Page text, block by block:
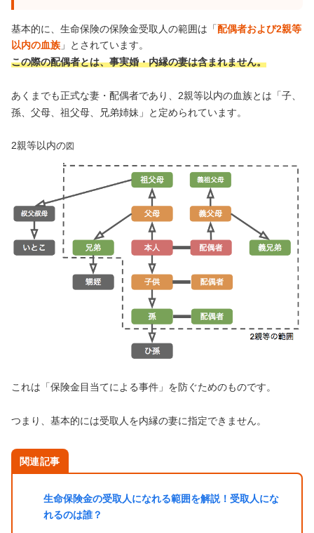
基本的に、生命保険の保険金受取人の範囲は「配偶者および2親等
以内の血族 」とされています。
この際の配偶者とは、事実婚・内縁の妻は含まれません。
あくまでも正式な妻・配偶者であり、2親等以内の血族とは「子、
孫、父母、祖父母、兄弟姉妹」と定められています。
2親等以内の図
これは「保険金目当てによる事件」を防ぐためのものです。
つまり、基本的には受取人を内縁の妻に指定できません。
関連記事
生命保険金の受取人になれる範囲を解説！受取人にな
れるのは誰？